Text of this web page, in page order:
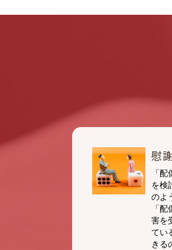
慰
「
を検
のよ
「
害を
てい
きる